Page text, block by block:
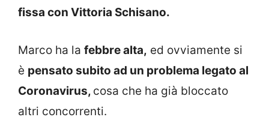
fissa con Vittoria Schisano.
Marco ha la febbre alta, ed ovviamente si
è pensato subito ad un problema legato al
Coronavirus, cosa che ha già bloccato
altri concorrenti.